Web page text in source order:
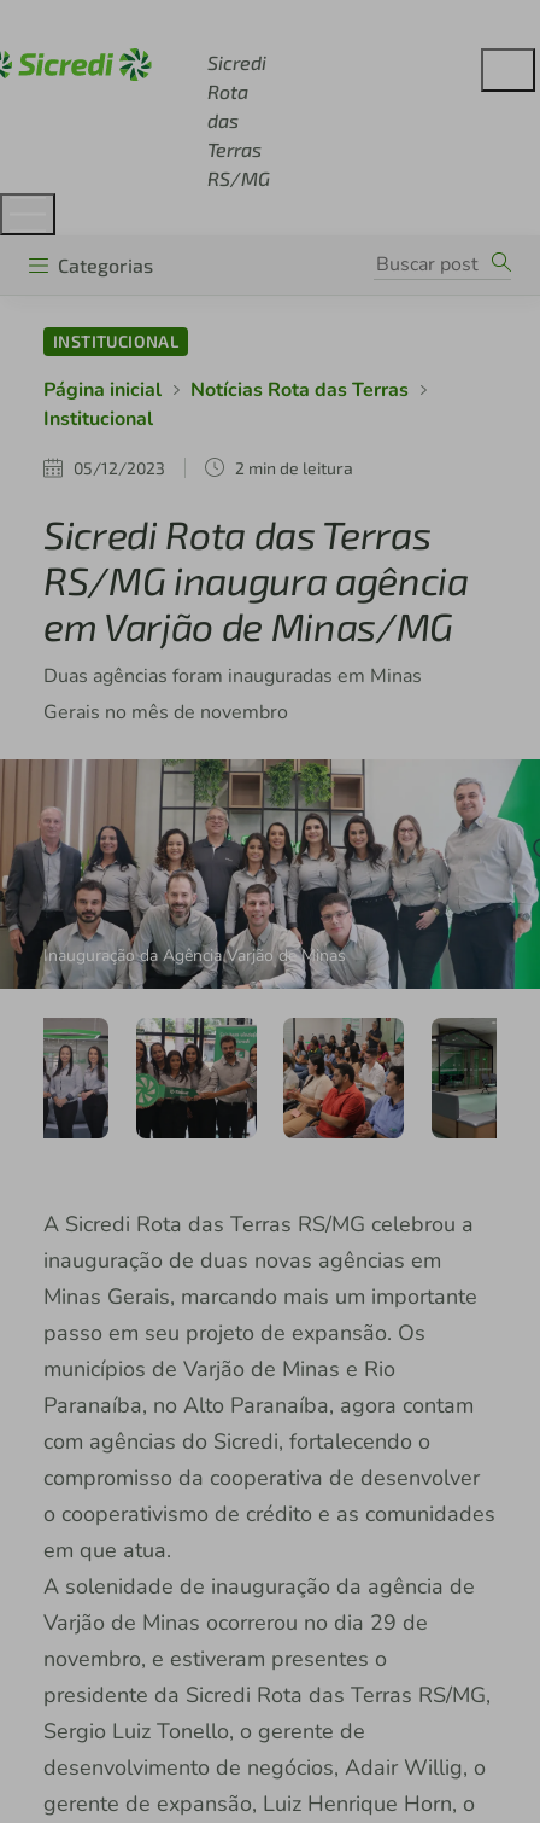
Sicredi
Rota
das
Terras
RS/MG
Categorias
INSTITUCIONAL
Página inicial
Notícias Rota das Terras
Institucional
05/12/2023 2 min de leitura
Sicredi Rota das Terras
RS/MG inaugura agência
em Varjão de Minas/MG
Duas agências foram inauguradas em Minas
Gerais no mês de novembro
Inauguração da Agência Varjão de Minas
A Sicredi Rota das Terras RS/MG celebrou a
inauguração de duas novas agências em
Minas Gerais, marcando mais um importante
passo em seu projeto de expansão. Os
municípios de Varjão de Minas e Rio
Paranaíba, no Alto Paranaíba, agora contam
com agências do Sicredi, fortalecendo o
compromisso da cooperativa de desenvolver
o cooperativismo de crédito e as comunidades
em que atua.
A solenidade de inauguração da agência de
Varjão de Minas ocorrerou no dia 29 de
novembro, e estiveram presentes o
presidente da Sicredi Rota das Terras RS/MG,
Sergio Luiz Tonello, o gerente de
desenvolvimento de negócios, Adair Willig, o
gerente de expansão, Luiz Henrique Horn, o